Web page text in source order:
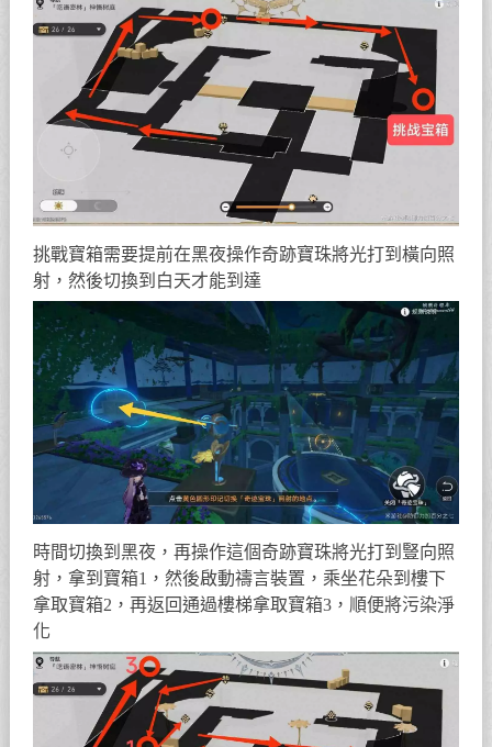
挑戰寶箱需要提前在黑夜操作奇跡寶珠將光打到橫向照
射，然後切換到白天才能到達
時間切換到黑夜，再操作這個奇跡寶珠將光打到豎向照
射，拿到寶箱1，然後啟動禱言裝置，乘坐花朵到樓下
拿取寶箱2，再返回通過樓梯拿取寶箱3，順便將污染淨
化